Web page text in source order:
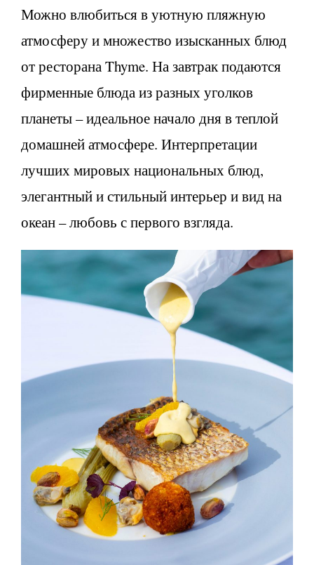
Можно влюбиться в уютную пляжную
атмосферу и множество изысканных блюд
от ресторана Thyme. На завтрак подаются
фирменные блюда из разных уголков
планеты – идеальное начало дня в теплой
домашней атмосфере. Интерпретации
лучших мировых национальных блюд,
элегантный и стильный интерьер и вид на
океан – любовь с первого взгляда.